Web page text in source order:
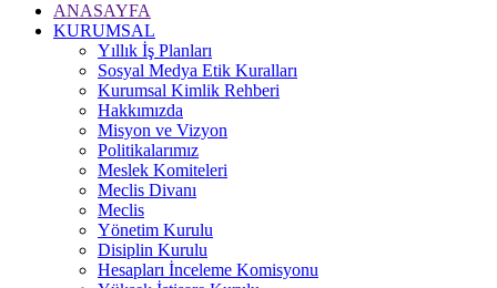
ANASAYFA
KURUMSAL
Yıllık İş Planları
Sosyal Medya Etik Kuralları
Kurumsal Kimlik Rehberi
Hakkımızda
Misyon ve Vizyon
Politikalarımız
Meslek Komiteleri
Meclis Divanı
Meclis
Yönetim Kurulu
Disiplin Kurulu
Hesapları İnceleme Komisyonu